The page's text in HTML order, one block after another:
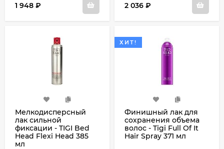
1 948 ₽ 2 036 ₽
Мелкодисперсный
лак сильной
фиксации - TIGI Bed
Head Flexi Head 385
мл
ХИТ!
Финишный лак для
сохранения объема
волос - Tigi Full Of It
Hair Spray 371 мл